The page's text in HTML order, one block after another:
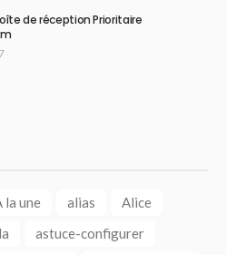
de réception Prioritaire
la une alias
Alice
astuce-configurer